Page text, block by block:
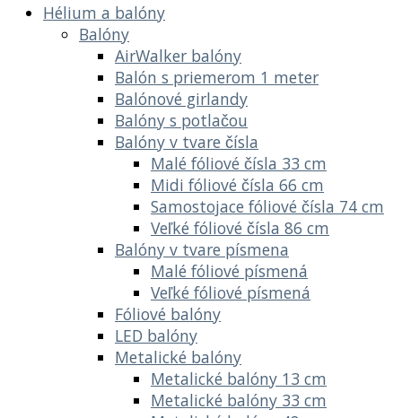
Hélium a balóny
Balóny
AirWalker balóny
Balón s priemerom 1 meter
Balónové girlandy
Balóny s potlačou
Balóny v tvare čísla
Malé fóliové čísla 33 cm
Midi fóliové čísla 66 cm
Samostojace fóliové čísla 74 cm
Veľké fóliové čísla 86 cm
Balóny v tvare písmena
Malé fóliové písmená
Veľké fóliové písmená
Fóliové balóny
LED balóny
Metalické balóny
Metalické balóny 13 cm
Metalické balóny 33 cm